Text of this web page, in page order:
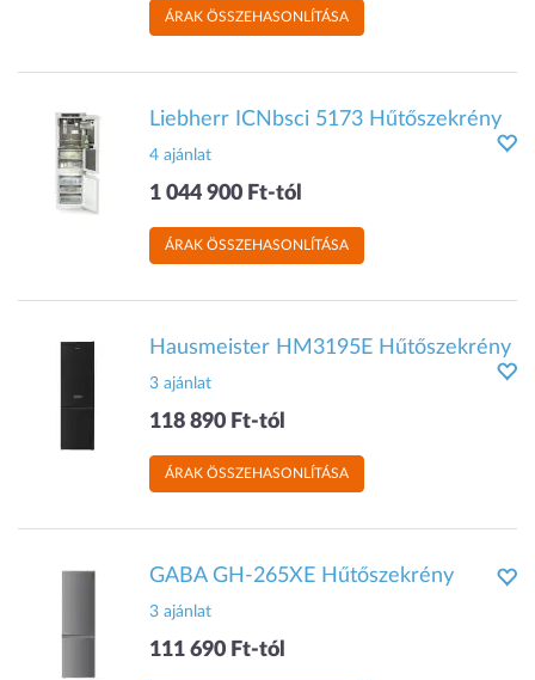
ÁRAK ÖSSZEHASONLÍTÁSA
Liebherr ICNbsci 5173 Hűtőszekrény
4 ajánlat
1 044 900 Ft-tól
ÁRAK ÖSSZEHASONLÍTÁSA
Hausmeister HM3195E Hűtőszekrény
3 ajánlat
118 890 Ft-tól
ÁRAK ÖSSZEHASONLÍTÁSA
GABA GH-265XE Hűtőszekrény
3 ajánlat
111 690 Ft-tól